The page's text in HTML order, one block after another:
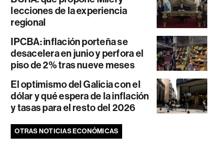
lecciones de la experiencia
regional
IPCBA: inflación porteña se
desacelera en junio y perfora el
piso de 2% tras nueve meses
El optimismo del Galicia con el
dólar y qué espera de la inflación
y tasas para el resto del 2026
OTRAS NOTICIAS ECONÓMICAS